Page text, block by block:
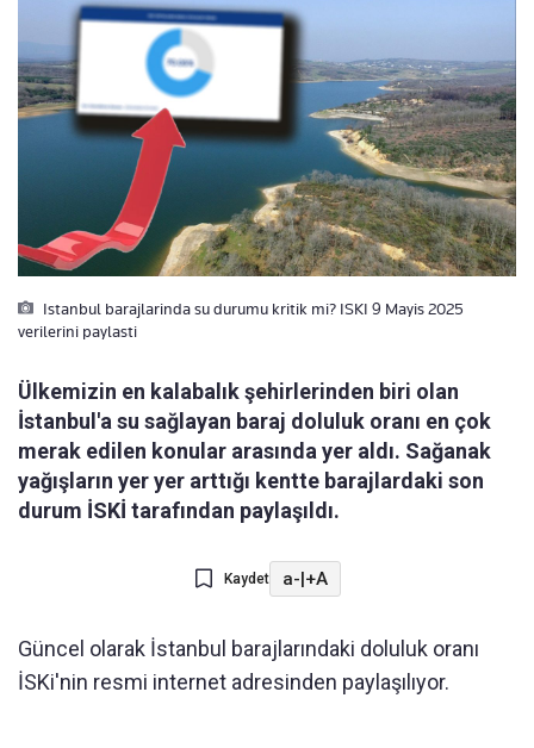
Istanbul barajlarinda su durumu kritik mi? ISKI 9 Mayis 2025
verilerini paylasti
Ülkemizin en kalabalık şehirlerinden biri olan
İstanbul'a su sağlayan baraj doluluk oranı en çok
merak edilen konular arasında yer aldı. Sağanak
yağışların yer yer arttığı kentte barajlardaki son
durum İSKİ tarafından paylaşıldı.
Kaydet a-|+A
Güncel olarak İstanbul barajlarındaki doluluk oranı
İSKi'nin resmi internet adresinden paylaşılıyor.